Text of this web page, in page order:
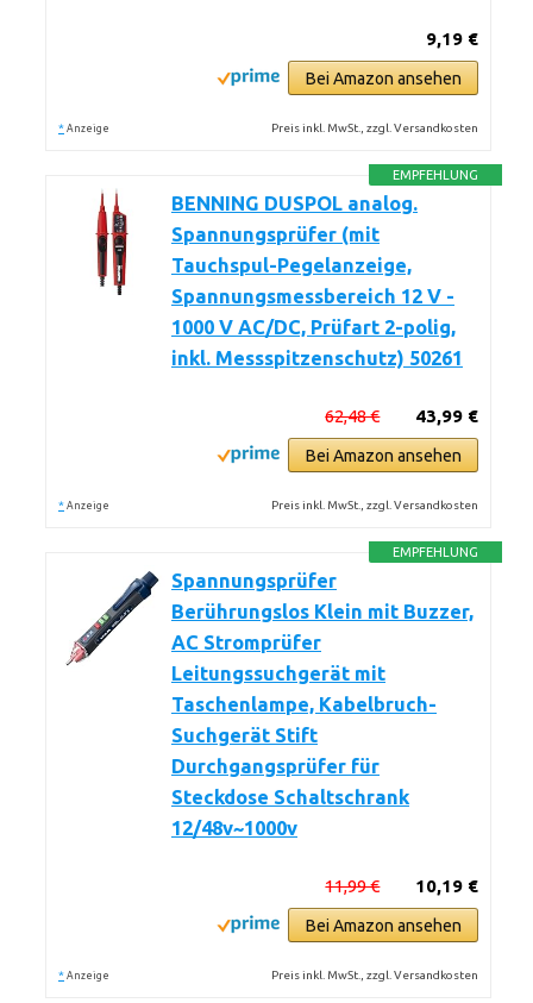
9,19 €
Bei Amazon ansehen
* Anzeige Preis inkl. MwSt., zzgl. Versandkosten
EMPFEHLUNG
BENNING DUSPOL analog.
Spannungsprüfer (mit
Tauchspul-Pegelanzeige,
Spannungsmessbereich 12 V -
1000 V AC/DC, Prüfart 2-polig,
inkl. Messspitzenschutz) 50261
43,99 €
62,48 €
Bei Amazon ansehen
* Anzeige Preis inkl. MwSt., zzgl. Versandkosten
EMPFEHLUNG
Spannungsprüfer
Berührungslos Klein mit Buzzer,
AC Stromprüfer
Leitungssuchgerät mit
Taschenlampe, Kabelbruch-
Suchgerät Stift
Durchgangsprüfer für
Steckdose Schaltschrank
12/48v~1000v
10,19 €
11,99 €
Bei Amazon ansehen
* Anzeige Preis inkl. MwSt., zzgl. Versandkosten